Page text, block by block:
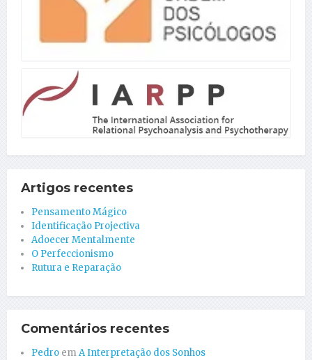
Artigos recentes
Pensamento Mágico
Identificação Projectiva
Adoecer Mentalmente
O Perfeccionismo
Rutura e Reparação
Comentários recentes
Pedro emA Interpretação dos Sonhos